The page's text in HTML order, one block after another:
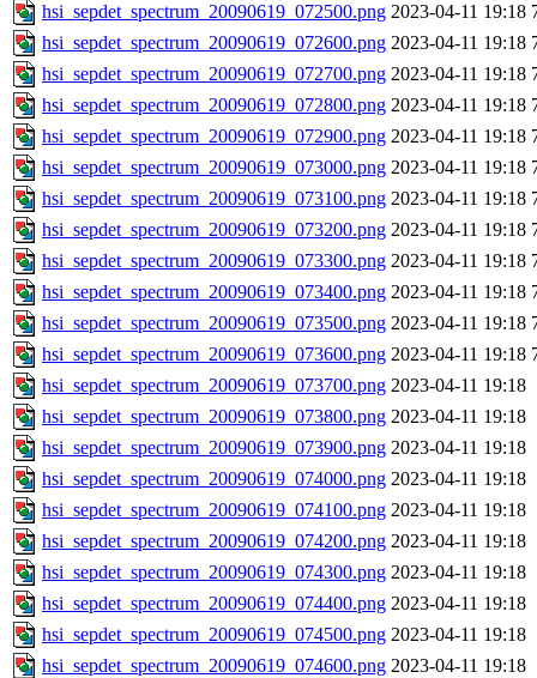
hsi_sepdet_spectrum_20090619_072500.png 2023-04-11 19:18
hsi_sepdet_spectrum_20090619_072600.png 2023-04-11 19:18
hsi_sepdet_spectrum_20090619_072700.png 2023-04-11 19:18
hsi_sepdet_spectrum_20090619_072800.png 2023-04-11 19:18
hsi_sepdet_spectrum_20090619_072900.png 2023-04-11 19:18
hsi_sepdet_spectrum_20090619_073000.png 2023-04-11 19:18
hsi_sepdet_spectrum_20090619_073100.png 2023-04-11 19:18
hsi_sepdet_spectrum_20090619_073200.png 2023-04-11 19:18
hsi_sepdet_spectrum_20090619_073300.png 2023-04-11 19:18
hsi_sepdet_spectrum_20090619_073400.png 2023-04-11 19:18
hsi_sepdet_spectrum_20090619_073500.png 2023-04-11 19:18
hsi_sepdet_spectrum_20090619_073600.png 2023-04-11 19:18
hsi_sepdet_spectrum_20090619_073700.png 2023-04-11 19:18
hsi_sepdet_spectrum_20090619_073800.png 2023-04-11 19:18
hsi_sepdet_spectrum_20090619_073900.png 2023-04-11 19:18
hsi_sepdet_spectrum_20090619_074000.png 2023-04-11 19:18
hsi_sepdet_spectrum_20090619_074100.png 2023-04-11 19:18
hsi_sepdet_spectrum_20090619_074200.png 2023-04-11 19:18
hsi_sepdet_spectrum_20090619_074300.png 2023-04-11 19:18
hsi_sepdet_spectrum_20090619_074400.png 2023-04-11 19:18
hsi_sepdet_spectrum_20090619_074500.png 2023-04-11 19:18
hsi_sepdet_spectrum_20090619_074600.png 2023-04-11 19:18